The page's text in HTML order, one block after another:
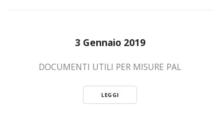
3 Gennaio 2019
DOCUMENTI UTILI PER MISURE PAL
LEGGI